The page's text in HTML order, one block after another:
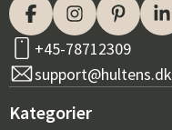
+45-78712309
support@hultens.dk
Kategorier